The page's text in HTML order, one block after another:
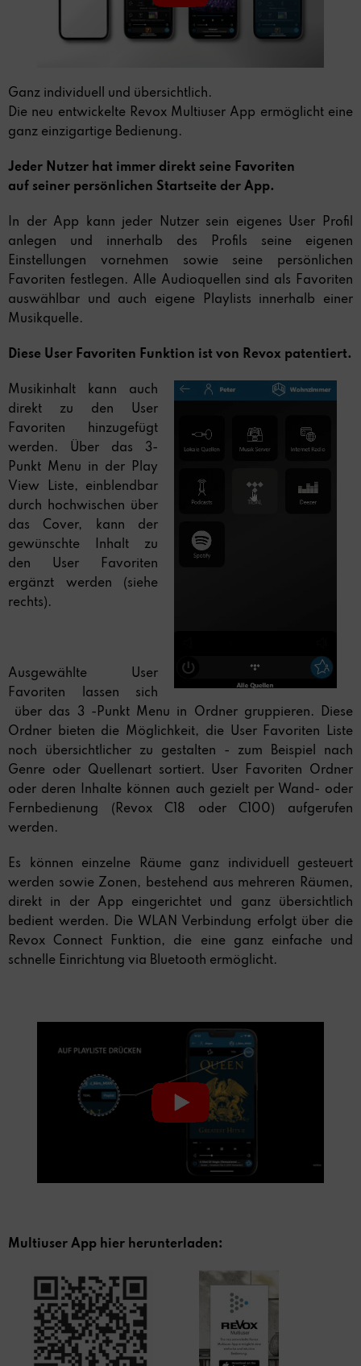
Ganz individuell und übersichtlich.
Die neu entwickelte Revox Multiuser App ermöglicht eine
ganz einzigartige Bedienung.
Jeder Nutzer hat immer direkt seine Favoriten
auf seiner persönlichen Startseite der App.
In der App kann jeder Nutzer sein eigenes User Profil
anlegen und innerhalb des Profils seine eigenen
Einstellungen vornehmen sowie seine persönlichen
Favoriten festlegen. Alle Audioquellen sind als Favoriten
auswählbar und auch eigene Playlists innerhalb einer
Musikquelle.
Diese User Favoriten Funktion ist von Revox patentiert.
Musikinhalt kann auch
direkt zu den User
Favoriten hinzugefügt
werden. Über das 3-
Punkt Menu in der Play
View Liste, einblendbar
durch hochwischen über
das Cover, kann der
gewünschte Inhalt zu
den User Favoriten
ergänzt werden (siehe
rechts).
Ausgewählte User
Favoriten lassen sich
über das 3 -Punkt Menu in Ordner gruppieren. Diese
Ordner bieten die Möglichkeit, die User Favoriten Liste
noch übersichtlicher zu gestalten - zum Beispiel nach
Genre oder Quellenart sortiert. User Favoriten Ordner
oder deren Inhalte können auch gezielt per Wand- oder
Fernbedienung (Revox C18 oder C100) aufgerufen
werden.
Es können einzelne Räume ganz individuell gesteuert
werden sowie Zonen, bestehend aus mehreren Räumen,
direkt in der App eingerichtet und ganz übersichtlich
bedient werden. Die WLAN Verbindung erfolgt über die
Revox Connect Funktion, die eine ganz einfache und
schnelle Einrichtung via Bluetooth ermöglicht.
Multiuser App hier herunterladen: